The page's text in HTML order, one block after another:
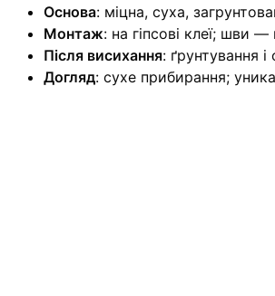
Основа: міцна, суха,
Монтаж: на гіпсові клеї; шви
Після висихання: ґрунтування
Догляд: сухе прибирання;